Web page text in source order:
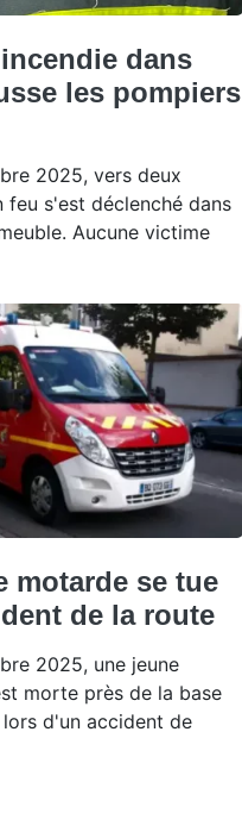
dans
les pompiers
2025, vers deux
feu s'est déclenché dans
Aucune victime
motarde se tue
de la route
2025, une jeune
morte près de la base
d'un accident de